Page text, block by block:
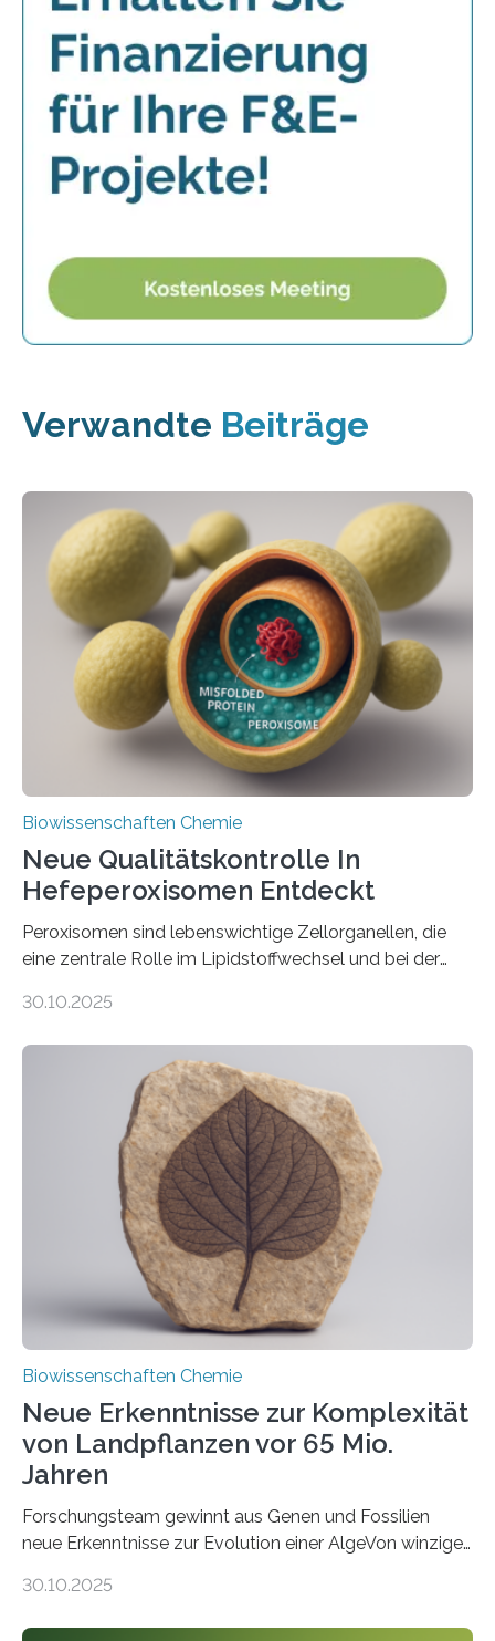
Verwandte Beiträge
Biowissenschaften Chemie
Neue Qualitätskontrolle In
Hefeperoxisomen Entdeckt
Peroxisomen sind lebenswichtige Zellorganellen, die
eine zentrale Rolle im Lipidstoffwechsel und bei der
erfüllen können, müssen zahlreiche Enzyme präzise in
der Ruhr-Universität Bochum um Prof. Dr. Ralf Erdmann
und Dr. Ismaila Francis Yusuf hat nun einen bislang
unbekannten Qualitätskontrollmechanismus des
peroxisomalen Proteintransports in der Bäckerhefe
Saccharomyces cerevisiae entdeckt, der für die
Funktionsfähigkeit der Organellen entscheidend ist. Die
Studie wurde am 28. Oktober 2025 in der
Fachzeitschrift…
30.10.2025
Biowissenschaften Chemie
Neue Erkenntnisse zur Komplexität
von Landpflanzen vor 65 Mio.
Jahren
Forschungsteam gewinnt aus Genen und Fossilien
neue Erkenntnisse zur Evolution einer AlgeVon winzigen
Landpflanzen zählen zu den komplexesten
30.10.2025